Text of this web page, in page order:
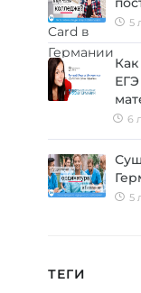
5
6
5
ТЕГИ